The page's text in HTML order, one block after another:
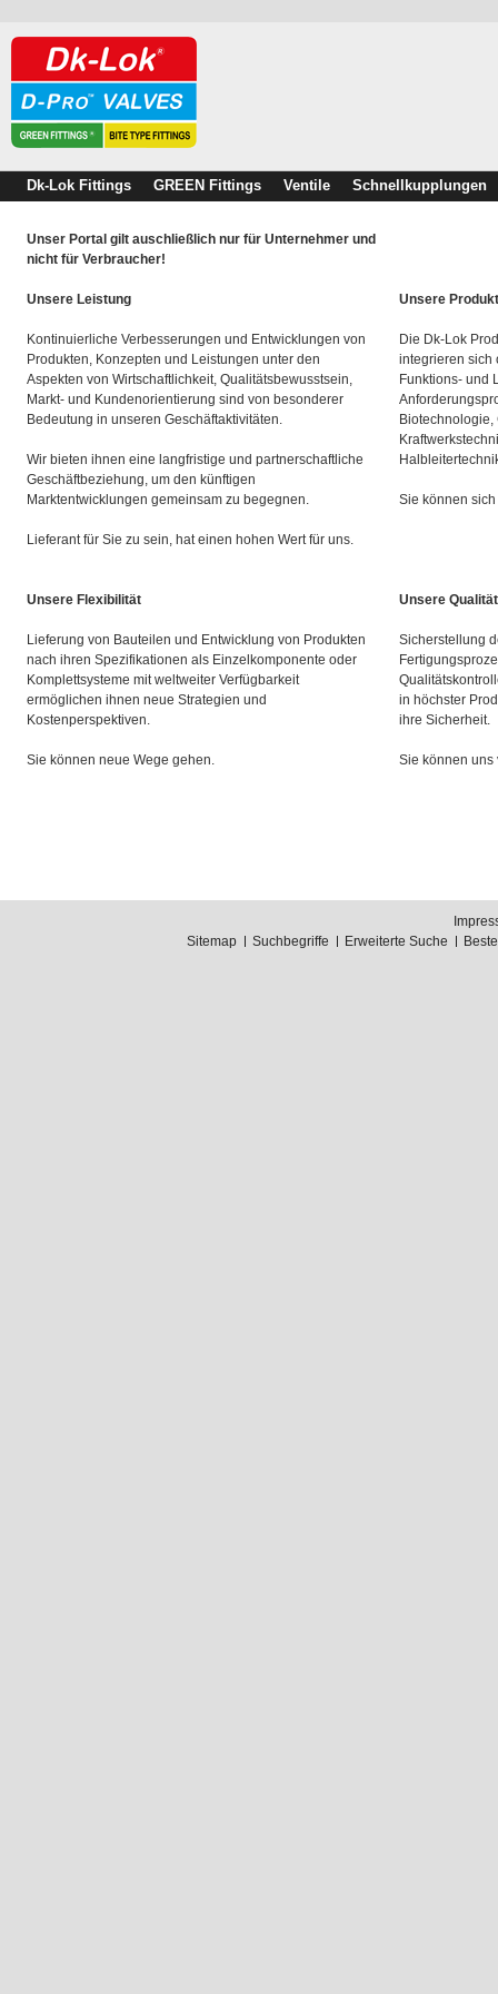
Dk-Lok Fittings GREEN Fittings Ventile Schnellkupplungen
Unser Portal gilt auschließlich nur für Unternehmer und
nicht für Verbraucher!
Unsere Leistung
Kontinuierliche Verbesserungen und Entwicklungen von
Produkten, Konzepten und Leistungen unter den
Aspekten von Wirtschaftlichkeit, Qualitätsbewusstsein,
Markt- und Kundenorientierung sind von besonderer
Bedeutung in unseren Geschäftaktivitäten.
Wir bieten ihnen eine langfristige und partnerschaftliche
Geschäftbeziehung, um den künftigen
Marktentwicklungen gemeinsam zu begegnen.
Lieferant für Sie zu sein, hat einen hohen Wert für uns.
Unsere
Die Dk-Lok
integrieren sich
Funktions- und
Sie können
Unsere Flexibilität
Lieferung von Bauteilen und Entwicklung von Produkten
nach ihren Spezifikationen als Einzelkomponente oder
Komplettsysteme mit weltweiter Verfügbarkeit
ermöglichen ihnen neue Strategien und
Kostenperspektiven.
Sie können neue Wege gehen.
Unsere Qualität
Sicherstellung
in höchster
ihre Sicherheit.
Sie können uns
Sitemap
Suchbegriffe Erweiterte Suche